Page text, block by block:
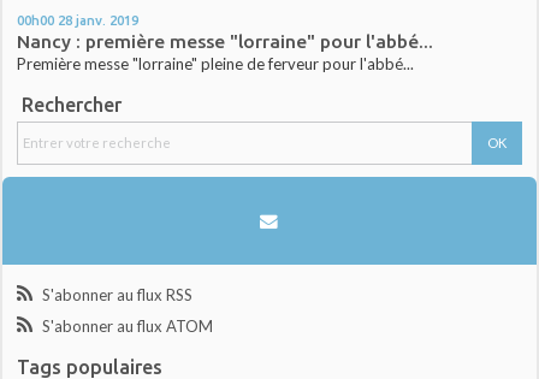
00h00 28 janv. 2019
Nancy : première messe "lorraine" pour l'abbé...
Première messe "lorraine" pleine de ferveur pour l'abbé...
Rechercher
S'abonner au flux RSS
S'abonner au flux ATOM
Tags populaires